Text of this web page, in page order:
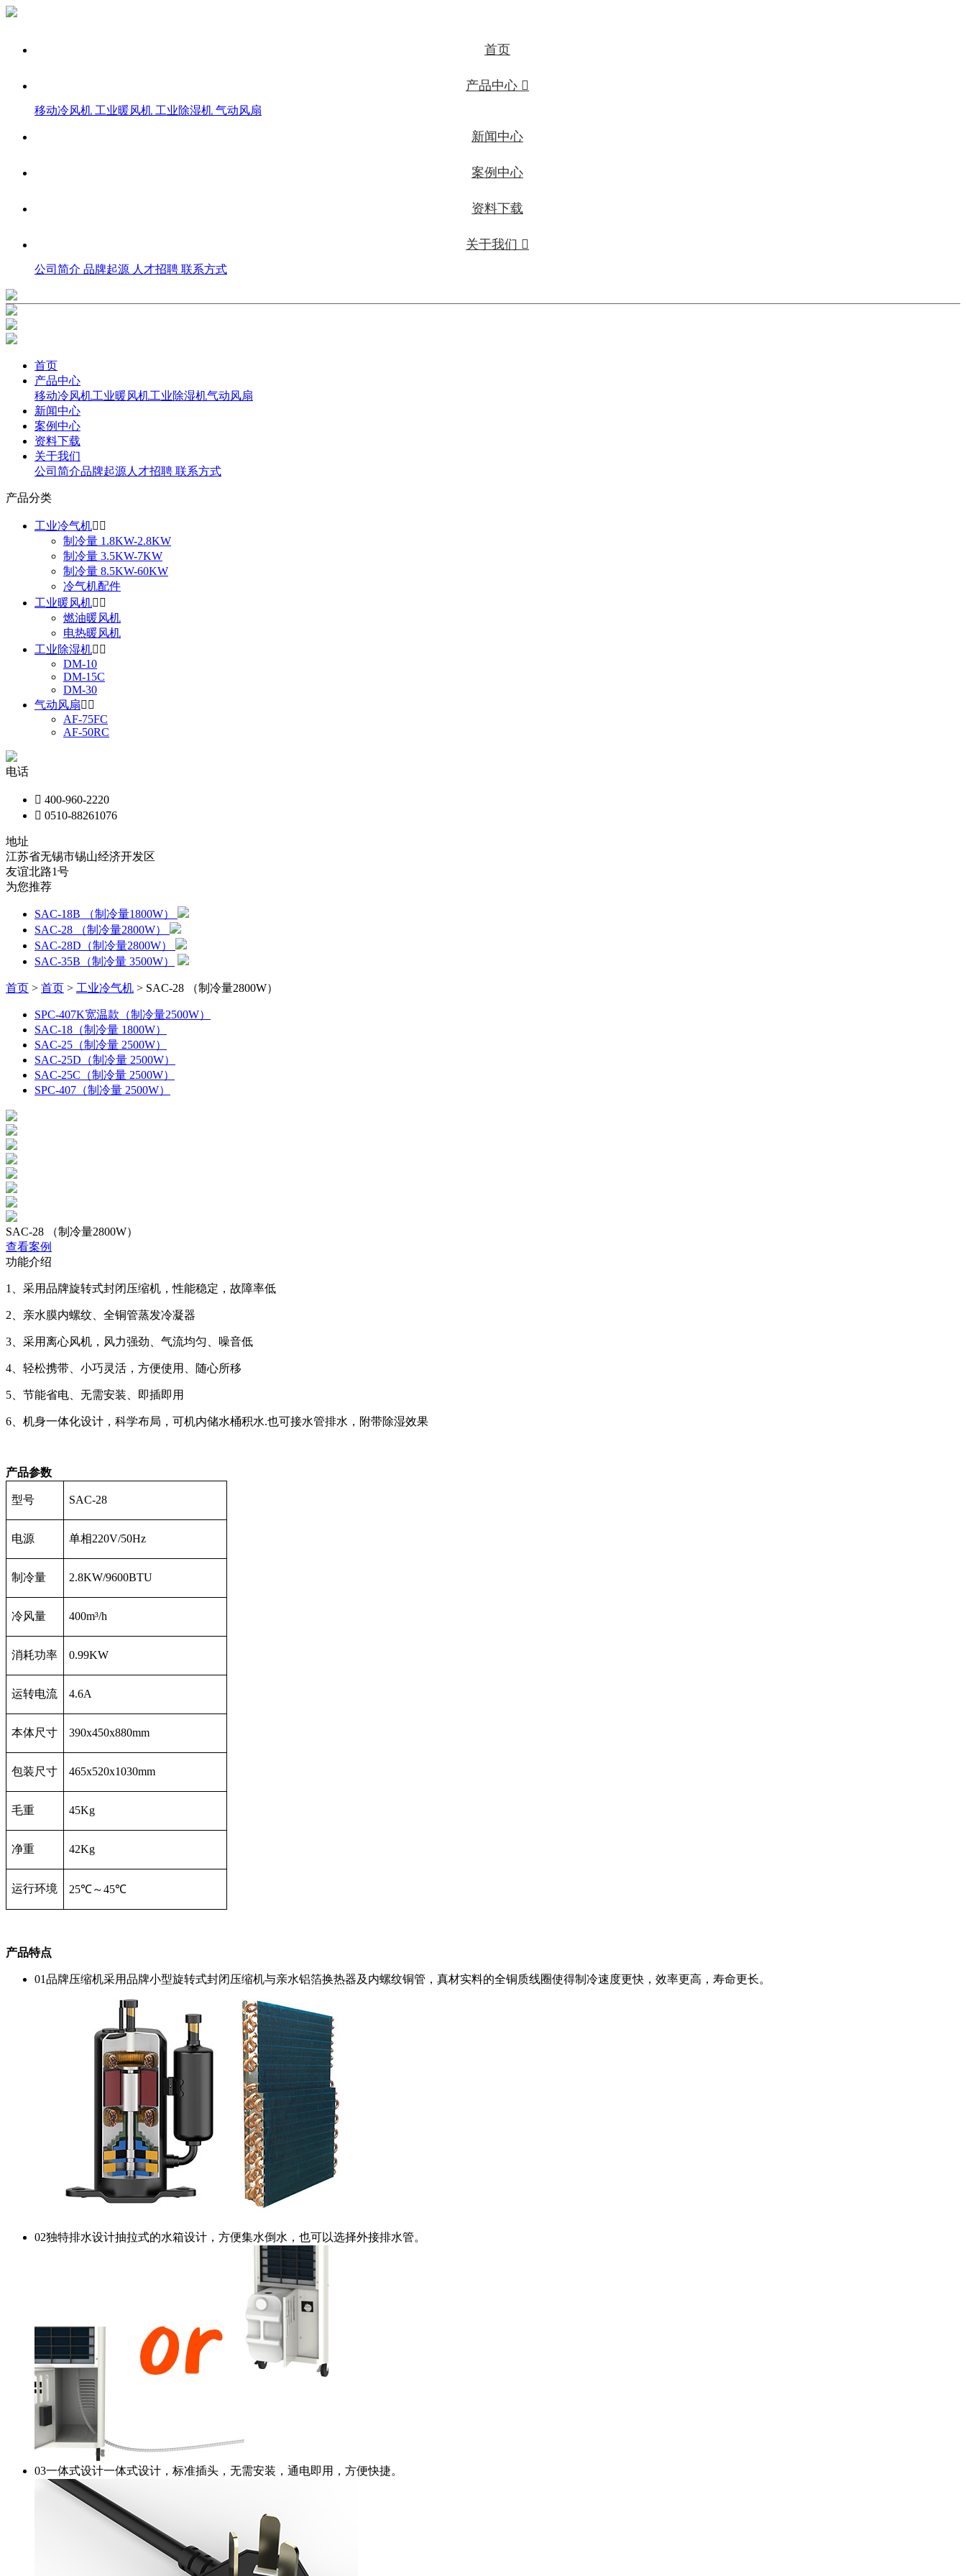
首页
产品中心 
移动冷风机 工业暖风机 工业除湿机 气动风扇
新闻中心
案例中心
资料下载
关于我们 
公司简介 品牌起源 人才招聘 联系方式
首页
产品中心
移动冷风机工业暖风机工业除湿机气动风扇
新闻中心
案例中心
资料下载
关于我们
公司简介品牌起源人才招聘 联系方式
产品分类
工业冷气机 
制冷量 1.8KW-2.8KW
制冷量 3.5KW-7KW
制冷量 8.5KW-60KW
冷气机配件
工业暖风机 
燃油暖风机
电热暖风机
工业除湿机 
DM-10
DM-15C
DM-30
气动风扇 
AF-75FC
AF-50RC
电话
 400-960-2220
 0510-88261076
地址
江苏省无锡市锡山经济开发区
友谊北路1号
为您推荐
SAC-18B （制冷量1800W）
SAC-28 （制冷量2800W）
SAC-28D（制冷量2800W）
SAC-35B（制冷量 3500W）
首页 > 首页 > 工业冷气机 > SAC-28 （制冷量2800W）
SPC-407K宽温款（制冷量2500W）
SAC-18（制冷量 1800W）
SAC-25（制冷量 2500W）
SAC-25D（制冷量 2500W）
SAC-25C（制冷量 2500W）
SPC-407（制冷量 2500W）
SAC-28 （制冷量2800W）
查看案例
功能介绍
1、采用品牌旋转式封闭压缩机，性能稳定，故障率低
2、亲水膜内螺纹、全铜管蒸发冷凝器
3、采用离心风机，风力强劲、气流均匀、噪音低
4、轻松携带、小巧灵活，方便使用、随心所移
5、节能省电、无需安装、即插即用
6、机身一体化设计，科学布局，可机内储水桶积水.也可接水管排水，附带除湿效果
产品参数
型号 SAC-28
电源 单相220V/50Hz
制冷量 2.8KW/9600BTU
冷风量 400m³/h
消耗功率 0.99KW
运转电流 4.6A
本体尺寸 390x450x880mm
包装尺寸 465x520x1030mm
毛重 45Kg
净重 42Kg
运行环境 25℃～45℃
产品特点
01品牌压缩机采用品牌小型旋转式封闭压缩机与亲水铝箔换热器及内螺纹铜管，真材实料的全铜质线圈使得制冷速度更快，效率更高，寿命更长。
02独特排水设计抽拉式的水箱设计，方便集水倒水，也可以选择外接排水管。
03一体式设计一体式设计，标准插头，无需安装，通电即用，方便快捷。